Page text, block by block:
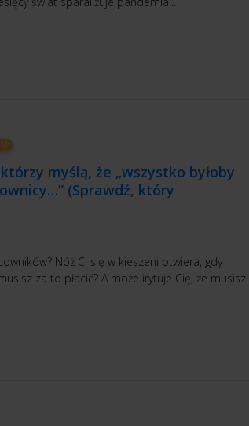
myślą, że „wszystko byłoby
(Sprawdź, który
Nóż Ci się w kieszeni otwiera, gdy
za to płacić? A może irytuje Cię, że musisz